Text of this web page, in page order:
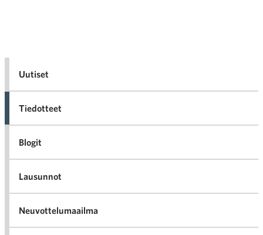
Uutiset
Tiedotteet
Blogit
Lausunnot
Neuvottelumaailma